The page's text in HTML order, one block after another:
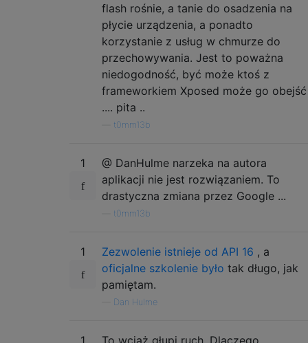
flash rośnie, a tanie do osadzenia na
płycie urządzenia, a ponadto
korzystanie z usług w chmurze do
przechowywania. Jest to poważna
niedogodność, być może ktoś z
frameworkiem Xposed może go obejść
.... pita ..
t0mm13b
1
@ DanHulme narzeka na autora
aplikacji nie jest rozwiązaniem. To
drastyczna zmiana przez Google ...
t0mm13b
1 Zezwolenie istnieje od API 16 , a
oficjalne szkolenie było tak długo, jak
pamiętam.
Dan Hulme
1 To wciąż głupi ruch. Dlaczego